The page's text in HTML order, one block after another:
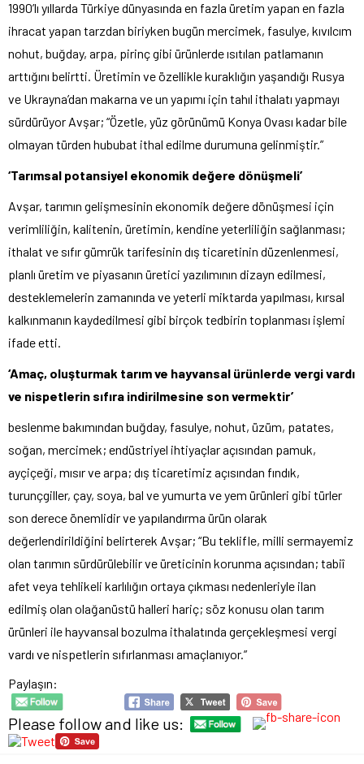
1990’lı yıllarda Türkiye dünyasında en fazla üretim yapan en fazla
ihracat yapan tarzdan biriyken bugün mercimek, fasulye, kıvılcım
nohut, buğday, arpa, pirinç gibi ürünlerde ısıtılan patlamanın
arttığını belirtti. Üretimin ve özellikle kuraklığın yaşandığı Rusya
ve Ukrayna’dan makarna ve un yapımı için tahıl ithalatı yapmayı
sürdürüyor Avşar; “Özetle, yüz görünümü Konya Ovası kadar bile
olmayan türden hububat ithal edilme durumuna gelinmiştir.”
‘Tarımsal potansiyel ekonomik değere dönüşmeli’
Avşar, tarımın gelişmesinin ekonomik değere dönüşmesi için
verimliliğin, kalitenin, üretimin, kendine yeterliliğin sağlanması;
ithalat ve sıfır gümrük tarifesinin dış ticaretinin düzenlenmesi,
planlı üretim ve piyasanın üretici yazılımının dizayn edilmesi,
desteklemelerin zamanında ve yeterli miktarda yapılması, kırsal
kalkınmanın kaydedilmesi gibi birçok tedbirin toplanması işlemi
ifade etti.
‘Amaç, oluşturmak tarım ve hayvansal ürünlerde vergi vardı
ve nispetlerin sıfıra indirilmesine son vermektir’
beslenme bakımından buğday, fasulye, nohut, üzüm, patates,
soğan, mercimek; endüstriyel ihtiyaçlar açısından pamuk,
ayçiçeği, mısır ve arpa; dış ticaretimiz açısından fındık,
turunçgiller, çay, soya, bal ve yumurta ve yem ürünleri gibi türler
son derece önemlidir ve yapılandırma ürün olarak
değerlendirildiğini belirterek Avşar; “Bu teklifle, milli sermayemiz
olan tarımın sürdürülebilir ve üreticinin korunma açısından; tabiî
afet veya tehlikeli karlılığın ortaya çıkması nedenleriyle ilan
edilmiş olan olağanüstü halleri hariç; söz konusu olan tarım
ürünleri ile hayvansal bozulma ithalatında gerçekleşmesi vergi
vardı ve nispetlerin sıfırlanması amaçlanıyor.”
Paylaşın:
Please follow and like us: